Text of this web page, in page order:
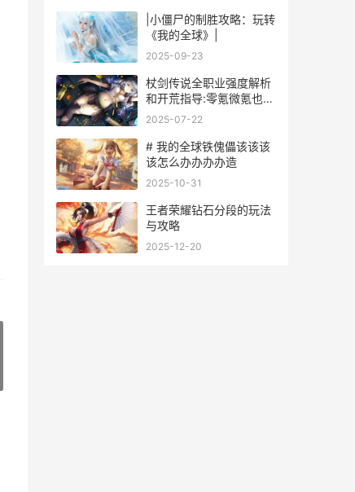
|小僵尸的制胜攻略：玩转
《我的全球》|
2025-09-23
杖剑传说全职业强度解析
和开荒指导:零氪微氪也能
玩转高性价比职业 杖剑传
2025-07-22
# 我的全球铁傀儡该该该
该怎么办办办办造
2025-10-31
王者荣耀钻石分段的玩法
与攻略
2025-12-20